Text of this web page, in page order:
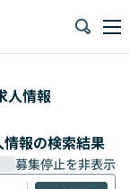
人情報
情報の検索結果
募集停止を非表示